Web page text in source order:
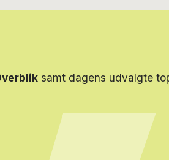
samt dagens udvalgte